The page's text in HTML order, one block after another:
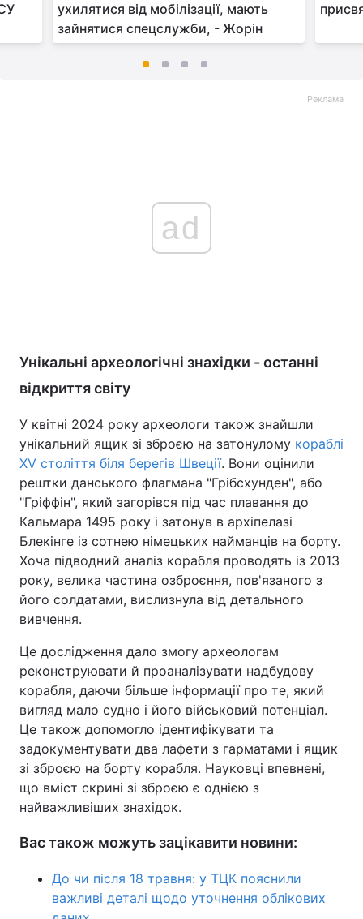
ухилятися від мобілізації, мають
зайнятися спецслужби, - Жорін
Реклама
ad
Унікальні археологічні знахідки - останні
відкриття світу
У квітні 2024 року археологи також знайшли
унікальний ящик зі зброєю на затонулому кораблі
XV століття біля берегів Швеції. Вони оцінили
рештки данського флагмана "Грібсхунден", або
"Гріффін", який загорівся під час плавання до
Кальмара 1495 року і затонув в архіпелазі
Блекінге із сотнею німецьких найманців на борту.
Хоча підводний аналіз корабля проводять із 2013
року, велика частина озброєння, пов'язаного з
його солдатами, вислизнула від детального
вивчення.
Це дослідження дало змогу археологам
реконструювати й проаналізувати надбудову
корабля, даючи більше інформації про те, який
вигляд мало судно і його військовий потенціал.
Це також допомогло ідентифікувати та
задокументувати два лафети з гарматами і ящик
зі зброєю на борту корабля. Науковці впевнені,
що вміст скрині зі зброєю є однією з
найважливіших знахідок.
Вас також можуть зацікавити новини:
До чи після 18 травня: у ТЦК пояснили
важливі деталі щодо уточнення облікових